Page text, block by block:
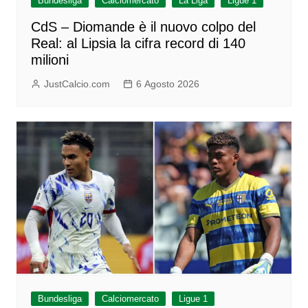
CdS – Diomande è il nuovo colpo del
Real: al Lipsia la cifra record di 140
milioni
JustCalcio.com 6 Agosto 2026
Bundesliga Calciomercato Ligue 1